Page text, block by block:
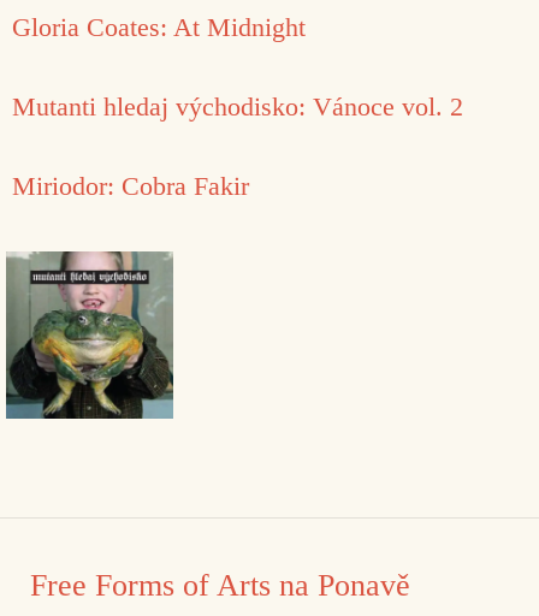
Gloria Coates: At Midnight
Mutanti hledaj východisko: Vánoce vol. 2
Miriodor: Cobra Fakir
Free Forms of Arts na Ponavě